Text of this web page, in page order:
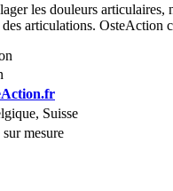
les douleurs
articulations. OsteAction
Suisse
mesure